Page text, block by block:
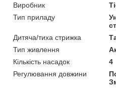
Виробник
Тип приладу
Дитяча/тиха стрижка
Тип живлення
Кількість насадок
4
Регулювання довжини